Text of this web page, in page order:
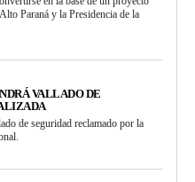
Paraná y la Presidencia de la
VALLADO DE
de seguridad reclamado por la